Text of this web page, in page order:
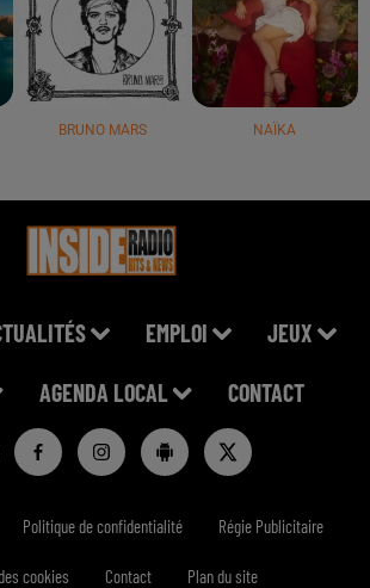
BRUNO MARS NAÏKA
EMPLOI JEUX
AGENDA LOCAL CONTACT
Politique de confidentialité Régie Publicitaire
cookies Contact Plan du site